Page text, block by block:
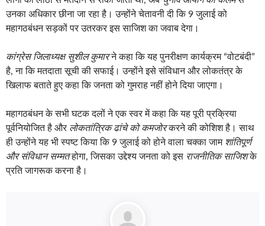
उनका अधिकार छीना जा रहा है। उन्होंने चेतावनी दी कि 9 जुलाई को
महागठबंधन सड़कों पर उतरकर इस साजिश का जवाब देगा।
कांग्रेस जिलाध्यक्ष सुशील कुमारने कहा कि यह पुनरीक्षण कार्यक्रम “वोटबंदी”
है, ना कि मतदाता सूची की सफाई। उन्होंने इसे संविधान और लोकतंत्र के
खिलाफ बताते हुए कहा कि जनता को गुमराह नहीं होने दिया जाएगा।
महागठबंधन के सभी घटक दलों ने एक स्वर में कहा कि यह पूरी प्रक्रिया
पूर्वनियोजित है और लोकतांत्रिक ढांचे को कमजोरकरने की कोशिश है। साथ
ही उन्होंने यह भी स्पष्ट किया कि 9 जुलाई को होने वाला चक्का जाम शांतिपूर्ण
और संविधान सम्मतहोगा, जिसका उद्देश्य जनता को इस राजनीतिक साजिशके
प्रति जागरूक करना है।